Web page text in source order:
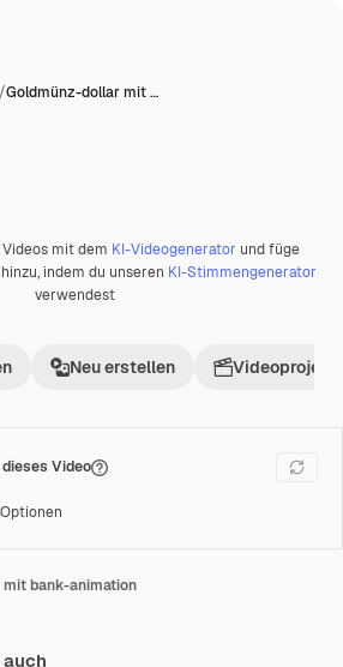
/Goldmünz-dollar mit …
mit dem KI-Videogenerator und füge
indem du unseren KI-Stimmengenerator
verwendest
Neu erstellen Videoprojekt
Video
bank-animation